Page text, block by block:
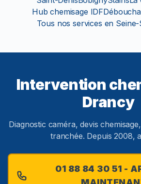
Hub chemisage IDF
Tous nos services en
Intervention
Drancy
Diagnostic caméra, devis
tranchée. Depuis 2008,
01 88 84 30 51 -